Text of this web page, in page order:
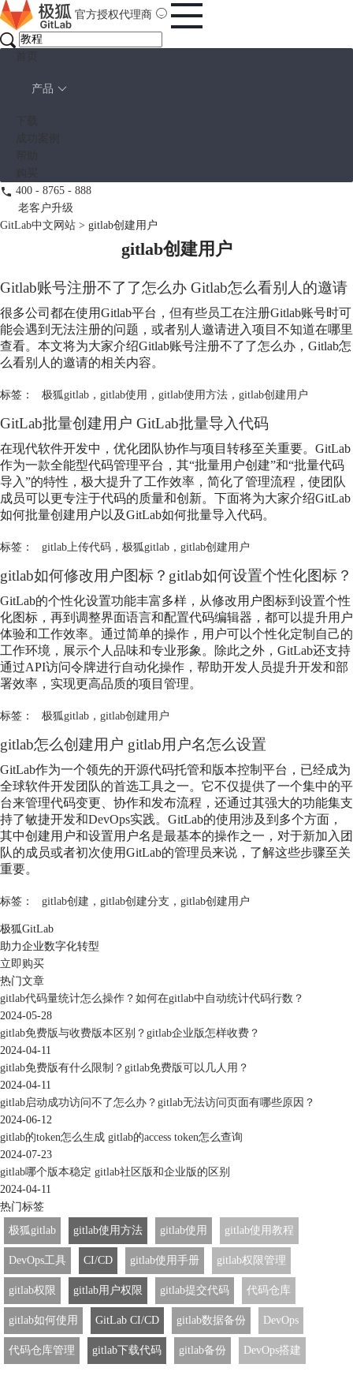
官方授权代理商
产品
400 - 8765 - 888
老客户升级
GitLab中文网站 > gitlab创建用户
gitlab创建用户
Gitlab账号注册不了了怎么办 Gitlab怎么看别人的邀请
很多公司都在使用Gitlab平台，但有些员工在注册Gitlab账号时可
能会遇到无法注册的问题，或者别人邀请进入项目不知道在哪里
查看。本文将为大家介绍Gitlab账号注册不了了怎么办，Gitlab怎
么看别人的邀请的相关内容。
标签： 极狐gitlab， gitlab使用 ， gitlab使用方法， gitlab创建用户
GitLab批量创建用户 GitLab批量导入代码
在现代软件开发中，优化团队协作与项目转移至关重要。GitLab
作为一款全能型代码管理平台，其“批量用户创建”和“批量代码
导入”的特性，极大提升了工作效率，简化了管理流程，使团队
成员可以更专注于代码的质量和创新。下面将为大家介绍GitLab
如何批量创建用户以及GitLab如何批量导入代码。
标签： gitlab上传代码， 极狐gitlab， gitlab创建用户
gitlab如何修改用户图标？gitlab如何设置个性化图标？
GitLab的个性化设置功能丰富多样，从修改用户图标到设置个性
化图标，再到调整界面语言和配置代码编辑器，都可以提升用户
体验和工作效率。通过简单的操作，用户可以个性化定制自己的
工作环境，展示个人品味和专业形象。除此之外，GitLab还支持
通过API访问令牌进行自动化操作，帮助开发人员提升开发和部
署效率，实现更高品质的项目管理。
标签： 极狐gitlab， gitlab创建用户
gitlab怎么创建用户 gitlab用户名怎么设置
GitLab作为一个领先的开源代码托管和版本控制平台，已经成为
全球软件开发团队的首选工具之一。它不仅提供了一个集中的平
台来管理代码变更、协作和发布流程，还通过其强大的功能集支
持了敏捷开发和DevOps实践。GitLab的使用涉及到多个方面，
其中创建用户和设置用户名是最基本的操作之一，对于新加入团
队的成员或者初次使用GitLab的管理员来说，了解这些步骤至关
重要。
标签： gitlab创建 ， gitlab创建分支 ， gitlab创建用户
极狐GitLab
助力企业数字化转型
立即购买
热门文章
gitlab代码量统计怎么操作？如何在gitlab中自动统计代码行数？
2024-05-28
gitlab免费版与收费版本区别？gitlab企业版怎样收费？
2024-04-11
gitlab免费版有什么限制？gitlab免费版可以几人用？
2024-04-11
gitlab启动成功访问不了怎么办？gitlab无法访问页面有哪些原因？
2024-06-12
gitlab的token怎么生成 gitlab的access token怎么查询
2024-07-23
gitlab哪个版本稳定 gitlab社区版和企业版的区别
2024-04-11
热门标签
极狐gitlab
gitlab使用方法 gitlab使用 gitlab使用教程
DevOps工具 CI/CD gitlab使用手册 gitlab权限管理
gitlab权限 gitlab用户权限 gitlab提交代码 代码仓库
gitlab如何使用 GitLab CI/CD gitlab数据备份 DevOps
代码仓库管理 gitlab下载代码 gitlab备份 DevOps搭建